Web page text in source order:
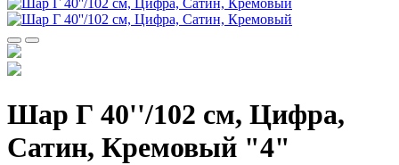
Шар Г 40''/102 см, Цифра,
Сатин, Кремовый "4"